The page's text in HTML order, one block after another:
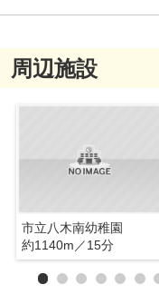
周辺施設
市立八木南幼稚園
約1140m／15分